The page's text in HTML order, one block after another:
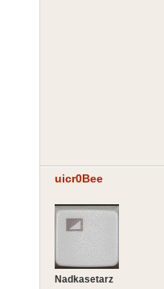
uicr0Bee
Nadkasetarz